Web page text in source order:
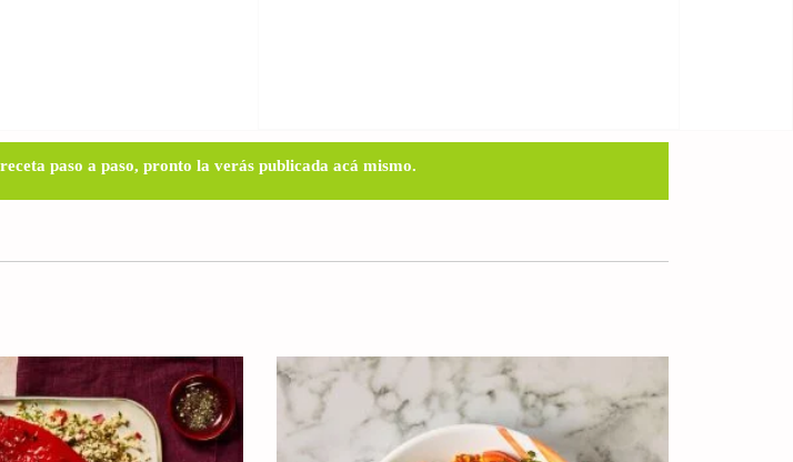
paso a paso, pronto la verás publicada acá mismo.